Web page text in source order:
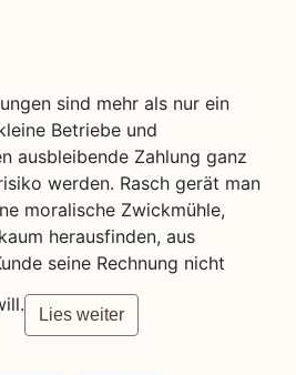
sind mehr als nur ein
Betriebe und
ausbleibende Zahlung ganz
werden. Rasch gerät man
moralische Zwickmühle,
herausfinden, aus
seine Rechnung nicht
Lies weiter